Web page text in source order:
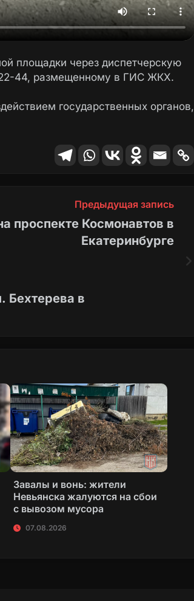
площадки через диспетчерскую
44, размещенному в ГИС ЖКХ.
государственных органов,
Предыдущая запись
проспекте Космонавтов в
Екатеринбурге
в
Завалы и вонь: жители
Невьянска жалуются на сбои
с вывозом мусора
07.08.2026